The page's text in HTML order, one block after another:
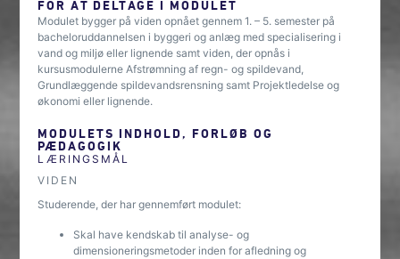
FOR AT DELTAGE I MODULET
Modulet bygger på viden opnået gennem 1. – 5. semester på
bacheloruddannelsen i byggeri og anlæg med specialisering i
vand og miljø eller lignende samt viden, der opnås i
kursusmodulerne Afstrømning af regn- og spildevand,
Grundlæggende spildevandsrensning samt Projektledelse og
økonomi eller lignende.
MODULETS INDHOLD, FORLØB OG
PÆDAGOGIK
LÆRINGSMÅL
VIDEN
Studerende, der har gennemført modulet:
Skal have kendskab til analyse- og
dimensioneringsmetoder inden for afledning og